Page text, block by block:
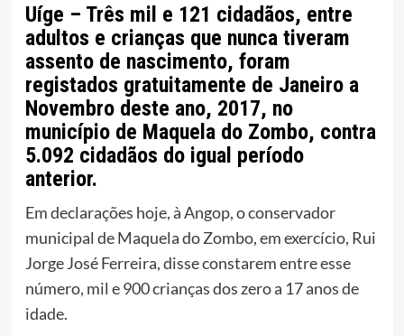
Uíge – Três mil e 121 cidadãos, entre
adultos e crianças que nunca tiveram
assento de nascimento, foram
registados gratuitamente de Janeiro a
Novembro deste ano, 2017, no
município de Maquela do Zombo, contra
5.092 cidadãos do igual período
anterior.
Em declarações hoje, à Angop, o conservador
municipal de Maquela do Zombo, em exercício, Rui
Jorge José Ferreira, disse constarem entre esse
número, mil e 900 crianças dos zero a 17 anos de
idade.